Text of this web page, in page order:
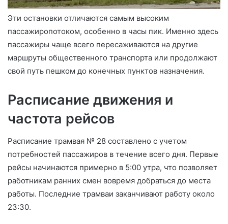
Эти остановки отличаются самым высоким
пассажиропотоком, особенно в часы пик. Именно здесь
пассажиры чаще всего пересаживаются на другие
маршруты общественного транспорта или продолжают
свой путь пешком до конечных пунктов назначения.
Расписание движения и
частота рейсов
Расписание трамвая № 28 составлено с учетом
потребностей пассажиров в течение всего дня. Первые
рейсы начинаются примерно в 5:00 утра, что позволяет
работникам ранних смен вовремя добраться до места
работы. Последние трамваи заканчивают работу около
23:30.